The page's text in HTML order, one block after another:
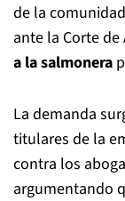
de la
ante la Corte
a la salmonera
La demanda
titulares de la
contra los
argumentando